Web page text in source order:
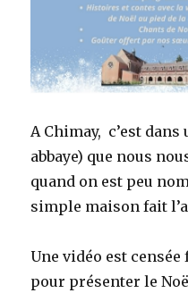
A Chimay, c’est
abbaye) que nous
quand on est peu
simple maison fait
Une vidéo est
pour présenter le